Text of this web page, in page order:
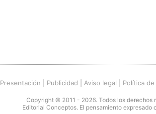
Presentación Publicidad Aviso legal Política
Copyright © 2011 - 2026. Todos los derechos
Editorial Conceptos. El pensamiento expresado